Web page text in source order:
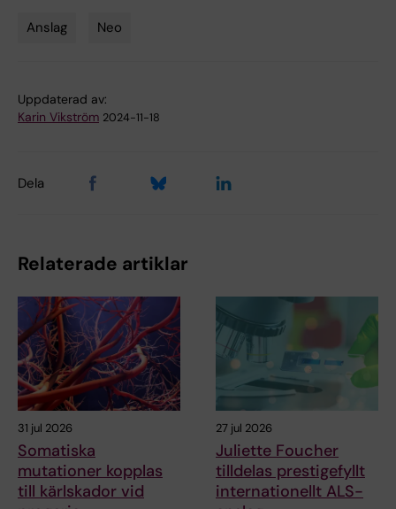
Anslag Neo
Uppdaterad av:
Karin Vikström 2024-11-18
Dela
Relaterade artiklar
31 jul 2026
Somatiska
mutationer kopplas
till kärlskador vid
27 jul 2026
Juliette Foucher
tilldelas prestigefyllt
internationellt ALS-